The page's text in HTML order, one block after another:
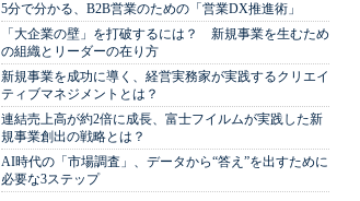
5分で分かる、B2B営業のための「営業DX推進術」
「大企業の壁」を打破するには？ 新規事業を生むため
の組織とリーダーの在り方
新規事業を成功に導く、経営実務家が実践するクリエイ
ティブマネジメントとは？
連結売上高が約2倍に成長、富士フイルムが実践した新
規事業創出の戦略とは？
AI時代の「市場調査」、データから“答え”を出すために
必要な3ステップ